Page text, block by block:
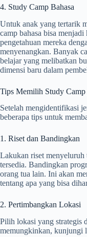
4. Study Camp Bahasa
Untuk anak yang tertarik
camp bahasa bisa
pengetahuan mereka
menyenangkan. Banyak
belajar yang melibatkan
dimensi baru dalam
Tips Memilih Study Camp
Setelah mengidentifikasi
beberapa tips untuk
1. Riset dan Bandingkan
Lakukan riset menyeluruh
tersedia. Bandingkan
orang tua lain. Ini akan
tentang apa yang bisa
2. Pertimbangkan Lokasi
Pilih lokasi yang strategis
memungkinkan, kunjungi